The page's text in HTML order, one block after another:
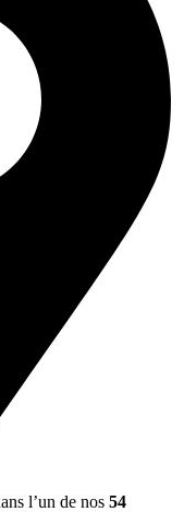
l’un de nos 54